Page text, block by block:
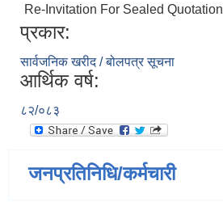
Re-Invitation For Sealed Quotation
प्रकार:
सार्वजनिक खरीद / बोलपत्र सूचना
आर्थिक वर्ष:
८२/०८३
जनप्रतिनिधि/कर्मचारी